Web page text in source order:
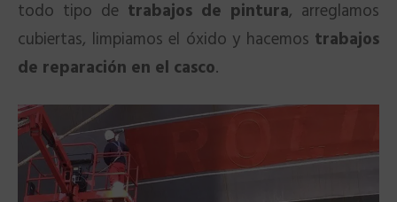
todo tipo de trabajos de pintura, arreglamos
cubiertas, limpiamos el óxido y hacemos trabajos
de reparación en el casco.